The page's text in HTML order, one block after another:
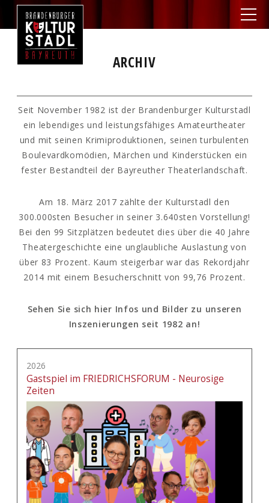
ARCHIV
Seit November 1982 ist der Brandenburger Kulturstadl
ein lebendiges und leistungsfähiges Amateurtheater
und mit seinen Krimiproduktionen, seinen turbulenten
Boulevardkomödien, Märchen und Kinderstücken ein
fester Bestandteil der Bayreuther Theaterlandschaft.
Am 18. März 2017 zählte der Kulturstadl den
300.000sten Besucher in seiner 3.640sten Vorstellung!
Bei den 99 Sitzplätzen bedeutet dies über die 40 Jahre
Theatergeschichte eine unglaubliche Auslastung von
über 83 Prozent. Kaum steigerbar war das Rekordjahr
2014 mit einem Besucherschnitt von 99,76 Prozent.
Sehen Sie sich hier Infos und Bilder zu unseren
Inszenierungen seit 1982 an!
2026
Gastspiel im FRIEDRICHSFORUM - Neurosige
Zeiten